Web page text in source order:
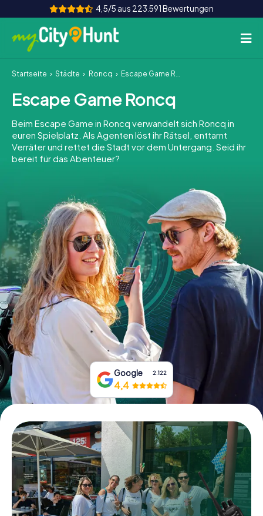
4,5/5 aus 223.591 Bewertungen
So funktioniert's
Städte
Touren
Teamevent
INT AT CH
DE
ES
FR UK
IE
IT
NL
Tickets buchen
Gutscheine bestellen
Startseite Städte Roncq Escape Game Roncq
Escape Game Roncq
Beim Escape Game in Roncq verwandelt sich Roncq in
euren Spielplatz. Als Agenten löst ihr Rätsel, enttarnt
Verräter und rettet die Stadt vor dem Untergang. Seid ihr
bereit für das Abenteuer?
Google 2.122
4,4